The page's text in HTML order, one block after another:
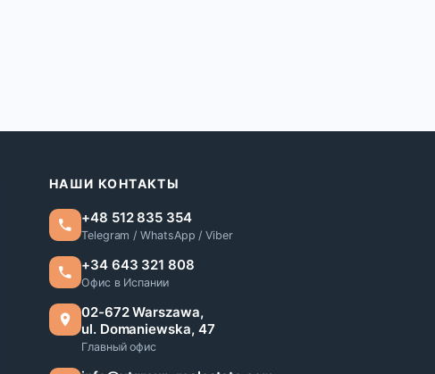
НАШИ КОНТАКТЫ
+48 512 835 354
Telegram / WhatsApp / Viber
+34 643 321 808
Офис в Испании
02-672 Warszawa,
ul. Domaniewska, 47
Главный офис